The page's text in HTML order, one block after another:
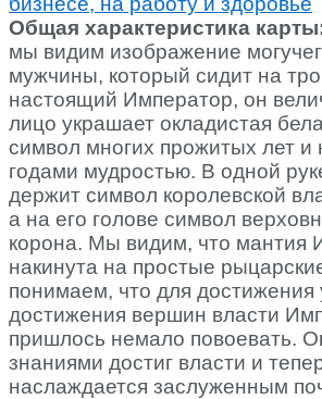
Общая характеристика
мы видим изображение
мужчины, который сидит на
настоящий Император, он
лицо украшает окладистая
символ многих прожитых лет и
годами мудростью. В одной
держит символ королевской
а на его голове символ
корона. Мы видим, что мантия
накинута на простые
понимаем, что для достижения
достижения вершин власти
пришлось немало повоевать.
знаниями достиг власти и
наслаждается заслуженным